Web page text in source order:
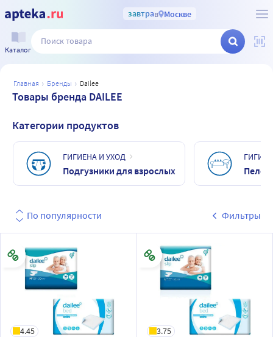
завтрав Москве
Каталог
главная бренды dailee
Товары бренда DAILEE
Категории продуктов
ГИГИЕНА И УХОД
Подгузники для взрослых
По популярности Фильтры
4.45 3.75